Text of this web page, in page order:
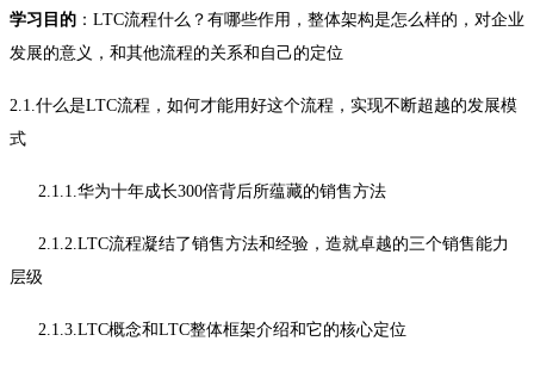
学习目的 ：LTC流程什么？有哪些作用，整体架构是怎么样的，对企业
发展的意义，和其他流程的关系和自己的定位
2.1.什么是LTC流程，如何才能用好这个流程，实现不断超越的发展模
式
2.1.1.华为十年成长300倍背后所蕴藏的销售方法
2.1.2.LTC流程凝结了销售方法和经验，造就卓越的三个销售能力
层级
2.1.3.LTC概念和LTC整体框架介绍和它的核心定位